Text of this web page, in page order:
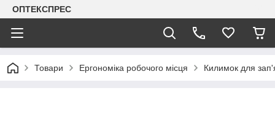
ОПТЕКСПРЕС
Товари Ергономіка робочого місця Килимок для